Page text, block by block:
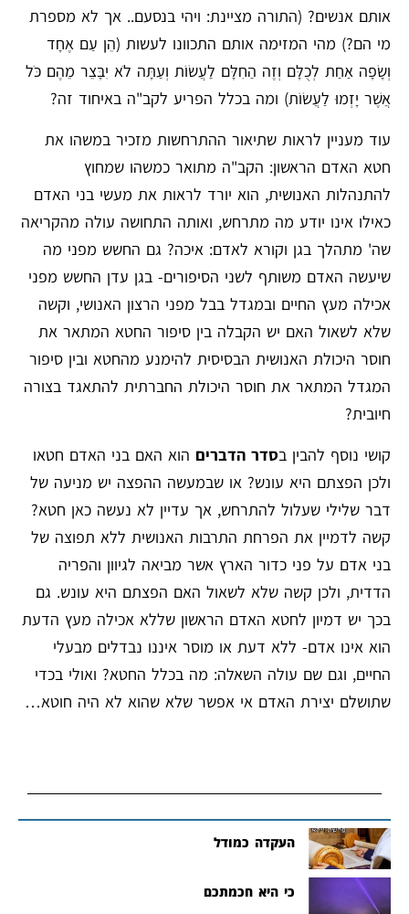
אותם אנשים? (התורה מציינת: ויהי בנסעם.. אך לא מספרת
מי הם?) מהי המזימה אותם התכוונו לעשות (הֵן עַם אֶחָד
וְשָׂפָה אַחַת לְכֻלָּם וְזֶה הַחִלָּם לַעֲשׂוֹת וְעַתָּה לֹא יִבָּצֵר מֵהֶם כֹּל
אֲשֶׁר יָזְמוּ לַעֲשׂוֹת) ומה בכלל הפריע לקב"ה באיחוד זה?
עוד מעניין לראות שתיאור ההתרחשות מזכיר במשהו את
חטא האדם הראשון: הקב"ה מתואר כמשהו שמחוץ
להתנהלות האנושית, הוא יורד לראות את מעשי בני האדם
כאילו אינו יודע מה מתרחש, ואותה התחושה עולה מהקריאה
שה' מתהלך בגן וקורא לאדם: איכה? גם החשש מפני מה
שיעשה האדם משותף לשני הסיפורים- בגן עדן החשש מפני
אכילה מעץ החיים ובמגדל בבל מפני הרצון האנושי, וקשה
שלא לשאול האם יש הקבלה בין סיפור החטא המתאר את
חוסר היכולת האנושית הבסיסית להימנע מהחטא ובין סיפור
המגדל המתאר את חוסר היכולת החברתית להתאגד בצורה
חיובית?
קושי נוסף להבין בסדר הדברים הוא האם בני האדם חטאו
ולכן הפצתם היא עונש? או שבמעשה ההפצה יש מניעה של
דבר שלילי שעלול להתרחש, אך עדיין לא נעשה כאן חטא?
קשה לדמיין את הפרחת התרבות האנושית ללא תפוצה של
בני אדם על פני כדור הארץ אשר מביאה לגיוון והפריה
הדדית, ולכן קשה שלא לשאול האם הפצתם היא עונש. גם
בכך יש דמיון לחטא האדם הראשון שללא אכילה מעץ הדעת
הוא אינו אדם- ללא דעת או מוסר איננו נבדלים מבעלי
החיים, וגם שם עולה השאלה: מה בכלל החטא? ואולי בכדי
שתושלם יצירת האדם אי אפשר שלא שהוא לא היה חוטא…
העקדה כמודל
כי היא חכמתכם